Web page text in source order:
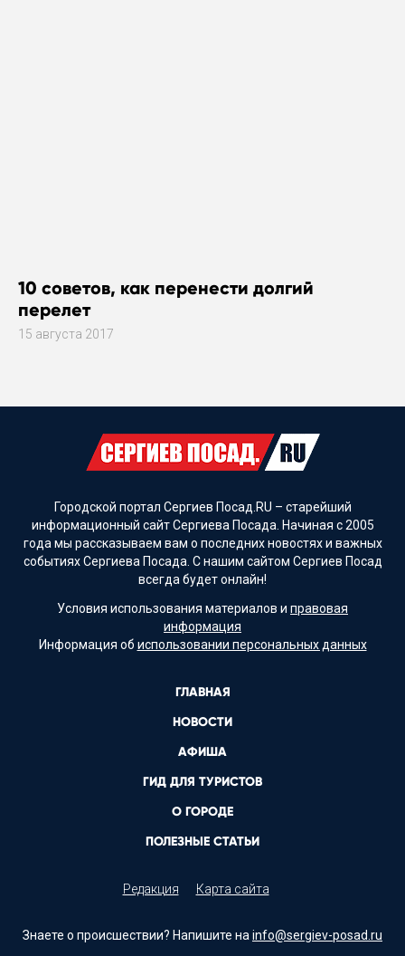
10 советов, как перенести долгий
перелет
15 августа 2017
Городской портал Сергиев Посад.RU – старейший
информационный сайт Сергиева Посада. Начиная с 2005
года мы рассказываем вам о последних новостях и важных
событиях Сергиева Посада. С нашим сайтом Сергиев Посад
всегда будет онлайн!
Условия использования материалов и правовая
информация
Информация об использовании персональных данных
ГЛАВНАЯ
НОВОСТИ
АФИША
ГИД ДЛЯ ТУРИСТОВ
О ГОРОДЕ
ПОЛЕЗНЫЕ СТАТЬИ
Редакция Карта сайта
Знаете о происшествии? Напишите на info@sergiev-posad.ru